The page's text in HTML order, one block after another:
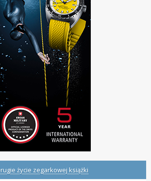
życie zegarkowej książki